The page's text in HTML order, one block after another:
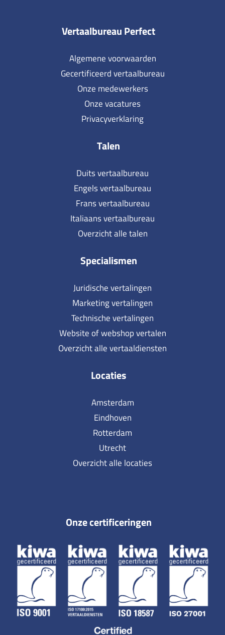
Vertaalbureau Perfect
Algemene voorwaarden
Gecertificeerd vertaalbureau
Onze medewerkers
Onze vacatures
Privacyverklaring
Talen
Duits vertaalbureau
Engels vertaalbureau
Frans vertaalbureau
Italiaans vertaalbureau
Overzicht alle talen
Specialismen
Juridische vertalingen
Marketing vertalingen
Technische vertalingen
Website of webshop vertalen
Overzicht alle vertaaldiensten
Locaties
Amsterdam
Eindhoven
Rotterdam
Utrecht
Overzicht alle locaties
Onze certificeringen